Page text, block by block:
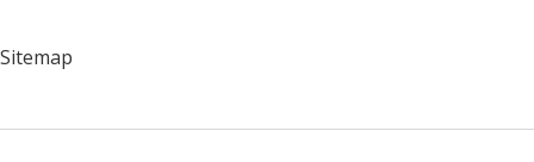
Sitemap